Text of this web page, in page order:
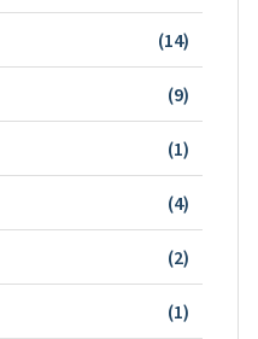
(14)
(9)
(1)
(4)
(2)
(1)